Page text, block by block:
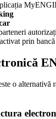
autorizați
prin bancă
o alternativă